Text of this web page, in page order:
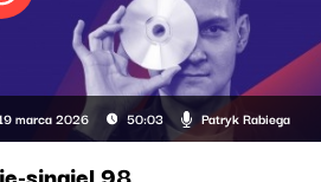
marca 2026 50:03 Patryk Rabiega